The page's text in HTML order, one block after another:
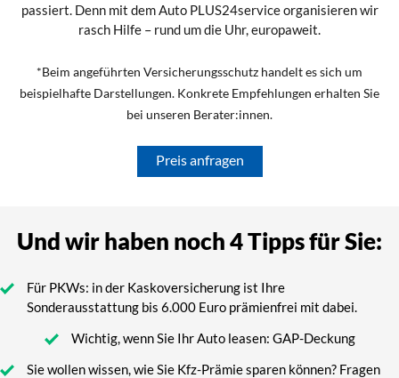
passiert. Denn mit dem Auto PLUS24service organisieren wir
rasch Hilfe – rund um die Uhr, europaweit.
*Beim angeführten Versicherungsschutz handelt es sich um
beispielhafte Darstellungen. Konkrete Empfehlungen erhalten Sie
bei unseren Berater:innen.
Preis anfragen
Und wir haben noch 4 Tipps für Sie:
Für PKWs: in der Kaskoversicherung ist Ihre
Sonderausstattung bis 6.000 Euro prämienfrei mit dabei.
Wichtig, wenn Sie Ihr Auto leasen: GAP-Deckung
Sie wollen wissen, wie Sie Kfz-Prämie sparen können? Fragen